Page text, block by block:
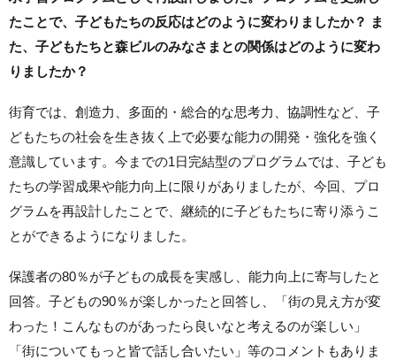
たことで、子どもたちの反応はどのように変わりましたか？ ま
た、子どもたちと森ビルのみなさまとの関係はどのように変わ
りましたか？
街育では、創造力、多面的・総合的な思考力、協調性など、子
どもたちの社会を生き抜く上で必要な能力の開発・強化を強く
意識しています。今までの1日完結型のプログラムでは、子ども
たちの学習成果や能力向上に限りがありましたが、今回、プロ
グラムを再設計したことで、継続的に子どもたちに寄り添うこ
とができるようになりました。
保護者の80％が子どもの成長を実感し、能力向上に寄与したと
回答。子どもの90％が楽しかったと回答し、「街の見え方が変
わった！こんなものがあったら良いなと考えるのが楽しい」
「街についてもっと皆で話し合いたい」等のコメントもありま